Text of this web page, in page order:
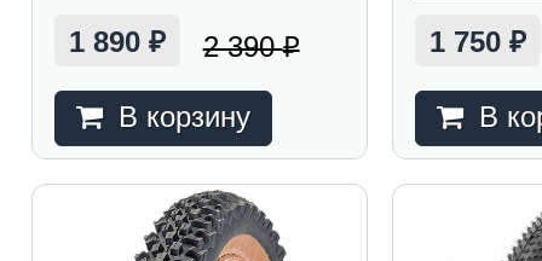
1 890 ₽ 2 390₽
В корзину
1 750₽
В